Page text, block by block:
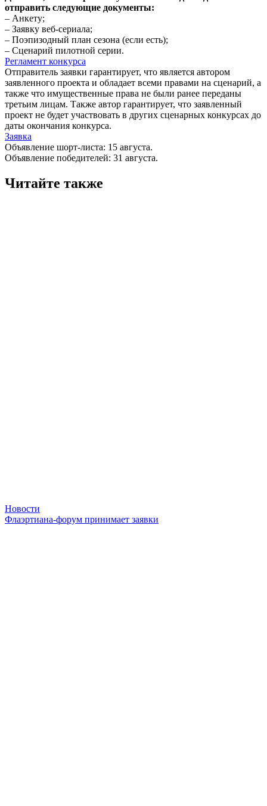
отправить следующие документы:
– Анкету;
– Заявку веб-сериала;
– Поэпизодный план сезона (если есть);
– Сценарий пилотной серии.
Регламент конкурса
Отправитель заявки гарантирует, что является автором
заявленного проекта и обладает всеми правами на сценарий, а
также что имущественные права не были ранее переданы
третьим лицам. Также автор гарантирует, что заявленный
проект не будет участвовать в других сценарных конкурсах до
даты окончания конкурса.
Заявка
Объявление шорт-листа: 15 августа.
Объявление победителей: 31 августа.
Читайте также
Новости
Флаэртиана-форум принимает заявки